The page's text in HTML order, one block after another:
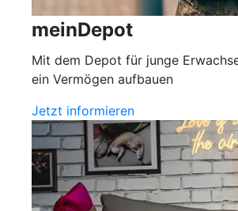
meinDepot
Mit dem Depot für junge
ein Vermögen aufbauen
Jetzt informieren